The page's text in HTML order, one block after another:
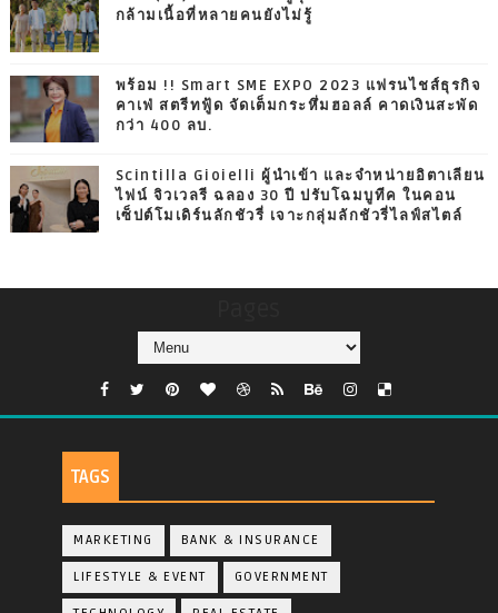
กล้ามเนื้อที่หลายคนยังไม่รู้
พร้อม !! Smart SME EXPO 2023 แฟรนไชส์ธุรกิจ
คาเฟ่ สตรีทฟู้ด จัดเต็มกระหึ่มฮอลล์ คาดเงินสะพัด
กว่า 400 ลบ.
Scintilla Gioielli ผู้นำเข้า และจำหน่ายอิตาเลียน
ไฟน์ จิวเวลรี ฉลอง 30 ปี ปรับโฉมบูทีค ในคอน
เซ็ปต์โมเดิร์นลักชัวรี่ เจาะกลุ่มลักชัวรี่ไลฟ์สไตล์
TAGS
MARKETING BANK & INSURANCE
LIFESTYLE & EVENT GOVERNMENT